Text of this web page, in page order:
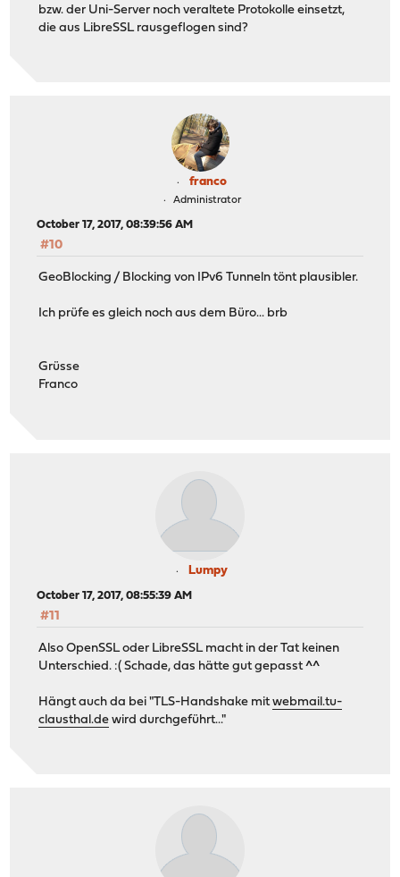
bzw. der Uni-Server noch veraltete Protokolle einsetzt,
die aus LibreSSL rausgeflogen sind?
franco
Administrator
October 17, 2017, 08:39:56 AM
#10
GeoBlocking / Blocking von IPv6 Tunneln tönt plausibler.
Ich prüfe es gleich noch aus dem Büro... brb
Grüsse
Franco
Lumpy
October 17, 2017, 08:55:39 AM
#11
Also OpenSSL oder LibreSSL macht in der Tat keinen
Unterschied. :( Schade, das hätte gut gepasst ^^
Hängt auch da bei "TLS-Handshake mitwebmail.tu-
clausthal.de wird durchgeführt..."